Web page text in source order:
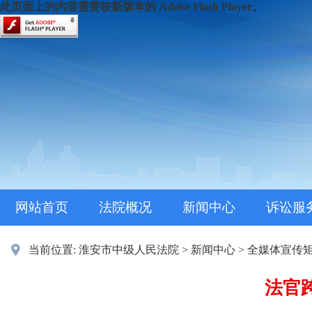
此页面上的内容需要较新版本的 Adobe Flash Player。
网站首页 法院概况 新闻中心 诉讼服
当前位置: 淮安市中级人民法院 > 新闻中心 > 全媒体宣传
法官